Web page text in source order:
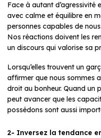
Face à autant d’agressivité
avec calme et équilibre en
personnes capables de
Nos réactions doivent les
un discours qui valorise sa
Lorsqu’elles trouvent un
affirmer que nous sommes
droit au bonheur. Quand un
peut avancer que les
possédons sont aussi
2- Inversez la tendance